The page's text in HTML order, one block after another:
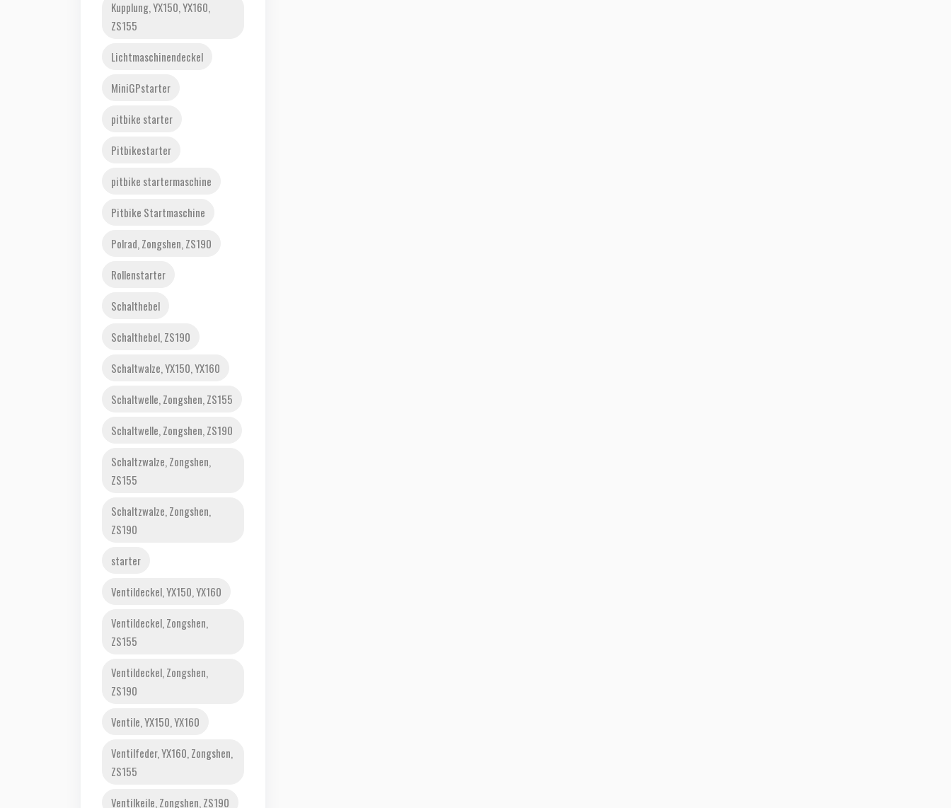
Kupplung, YX150, YX160,
ZS155
Lichtmaschinendeckel
MiniGPstarter
pitbike starter
Pitbikestarter
pitbike startermaschine
Pitbike Startmaschine
Polrad, Zongshen, ZS190
Rollenstarter
Schalthebel
Schalthebel, ZS190
Schaltwalze, YX150, YX160
Schaltwelle, Zongshen, ZS155
Schaltwelle, Zongshen, ZS190
Schaltzwalze, Zongshen,
ZS155
Schaltzwalze, Zongshen,
ZS190
starter
Ventildeckel, YX150, YX160
Ventildeckel, Zongshen,
ZS155
Ventildeckel, Zongshen,
ZS190
Ventile, YX150, YX160
Ventilfeder, YX160, Zongshen,
ZS155
Ventilkeile, Zongshen, ZS190